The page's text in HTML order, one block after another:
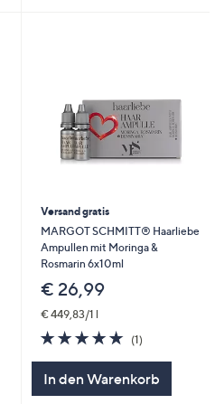
Versand gratis
MARGOT SCHMITT® Haarliebe
Ampullen mit Moringa &
Rosmarin 6x10ml
€ 26,99
€ 449,83/1 l
5.0
von
(1)
In den Warenkorb